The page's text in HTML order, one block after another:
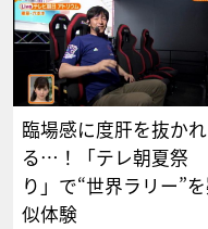
臨場感に度肝を抜かれ
る…！「テレ朝夏祭
り」で“世界ラリー”
似体験